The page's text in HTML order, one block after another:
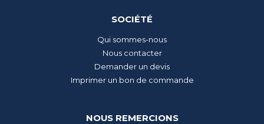
SOCIÉTÉ
Qui sommes-nous
Nous contacter
Demander un devis
Imprimer un bon de commande
NOUS REMERCIONS